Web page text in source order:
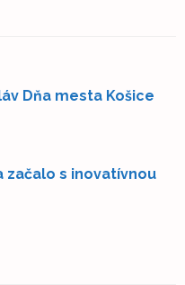
Dňa mesta Košice
začalo s inovatívnou